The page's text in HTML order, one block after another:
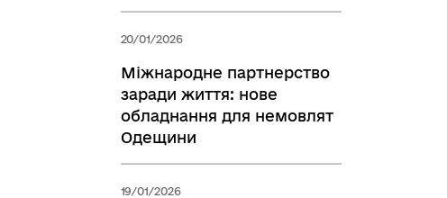
20/01/2026
Міжнародне партнерство
заради життя: нове
обладнання для немовлят
Одещини
19/01/2026